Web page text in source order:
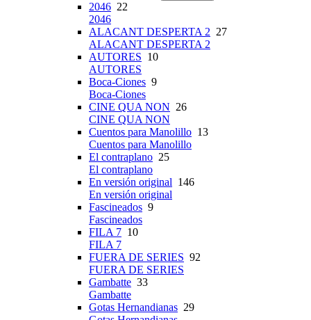
2046 22
2046
ALACANT DESPERTA 2 27
ALACANT DESPERTA 2
AUTORES 10
AUTORES
Boca-Ciones 9
Boca-Ciones
CINE QUA NON 26
CINE QUA NON
Cuentos para Manolillo 13
Cuentos para Manolillo
El contraplano 25
El contraplano
En versión original 146
En versión original
Fascineados 9
Fascineados
FILA 7 10
FILA 7
FUERA DE SERIES 92
FUERA DE SERIES
Gambatte 33
Gambatte
Gotas Hernandianas 29